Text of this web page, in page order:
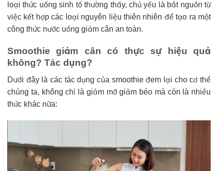
loại thức uống sinh tố thường thấy, chủ yếu là bắt nguồn từ
việc kết hợp các loại nguyên liệu thiên nhiên để tạo ra một
công thức nước uống giảm cân an toàn.
Smoothie giảm cân có thực sự hiệu quả
không? Tác dụng?
Dưới đây là các tác dụng của smoothie đem lại cho cơ thể
chúng ta, không chỉ là giảm mỡ giảm béo mà còn là nhiều
thức khác nữa: